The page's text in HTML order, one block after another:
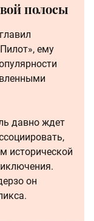
полосы
ему
давно ждет
исторической
он